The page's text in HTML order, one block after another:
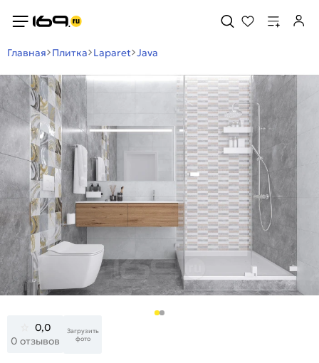
Главная Плитка Laparet Java
0,0
0 отзывов
Загрузить
фото